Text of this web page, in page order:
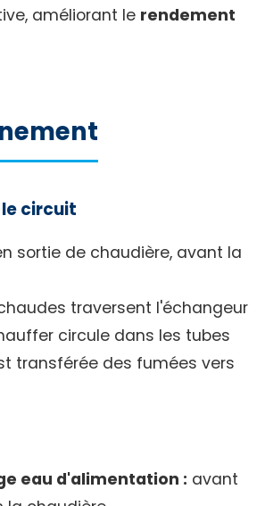
améliorant le rendement
circuit
sortie de chaudière, avant la
traversent l'échangeur
circule dans les tubes
transférée des fumées vers
eau d'alimentation : avant